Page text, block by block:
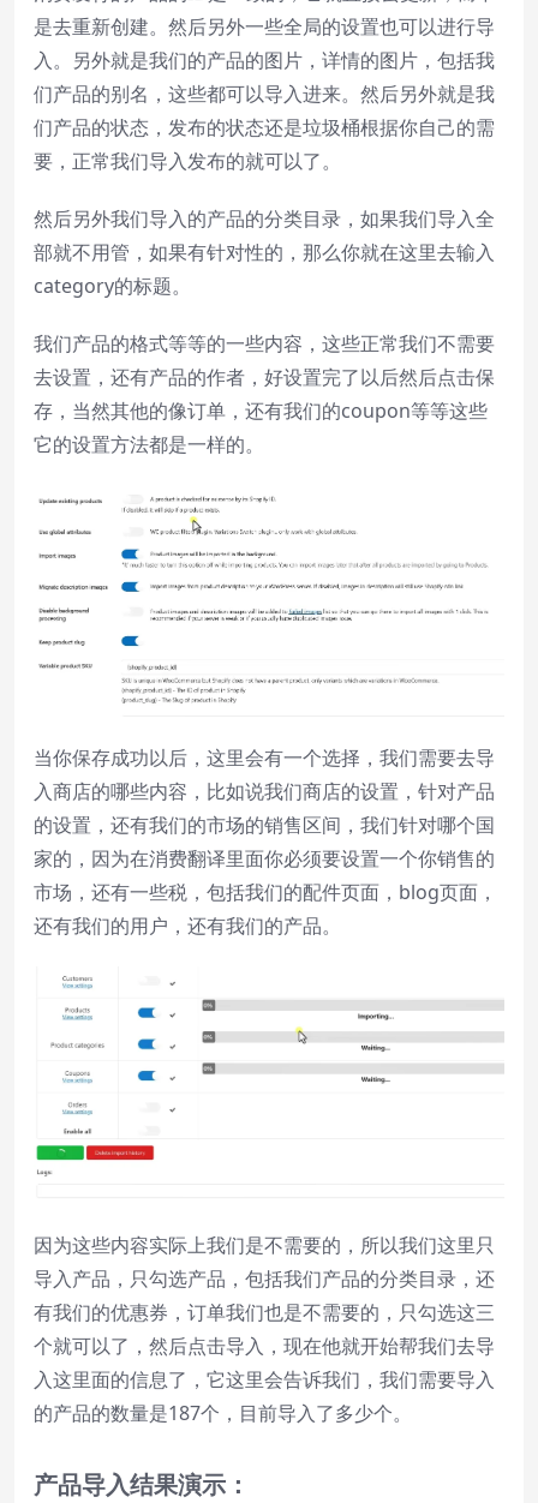
是去重新创建。然后另外一些全局的设置也可以进行导
入。另外就是我们的产品的图片，详情的图片，包括我
们产品的别名，这些都可以导入进来。然后另外就是我
们产品的状态，发布的状态还是垃圾桶根据你自己的需
要，正常我们导入发布的就可以了。
然后另外我们导入的产品的分类目录，如果我们导入全
部就不用管，如果有针对性的，那么你就在这里去输入
category的标题。
我们产品的格式等等的一些内容，这些正常我们不需要
去设置，还有产品的作者，好设置完了以后然后点击保
存，当然其他的像订单，还有我们的coupon等等这些
它的设置方法都是一样的。
当你保存成功以后，这里会有一个选择，我们需要去导
入商店的哪些内容，比如说我们商店的设置，针对产品
的设置，还有我们的市场的销售区间，我们针对哪个国
家的，因为在消费翻译里面你必须要设置一个你销售的
市场，还有一些税，包括我们的配件页面，blog页面，
还有我们的用户，还有我们的产品。
因为这些内容实际上我们是不需要的，所以我们这里只
导入产品，只勾选产品，包括我们产品的分类目录，还
有我们的优惠券，订单我们也是不需要的，只勾选这三
个就可以了，然后点击导入，现在他就开始帮我们去导
入这里面的信息了，它这里会告诉我们，我们需要导入
的产品的数量是187个，目前导入了多少个。
产品导入结果演示：